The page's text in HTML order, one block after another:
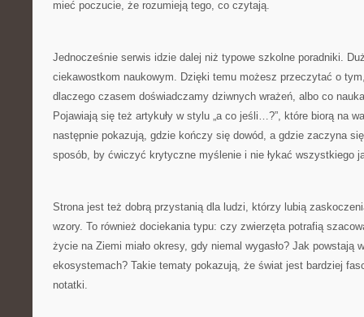
mieć poczucie, że rozumieją tego, co czytają.
Jednocześnie serwis idzie dalej niż typowe szkolne poradniki.
ciekawostkom naukowym. Dzięki temu możesz przeczytać o
dlaczego czasem doświadczamy dziwnych wrażeń, albo co
Pojawiają się też artykuły w stylu „a co jeśli…?”, które biorą na
następnie pokazują, gdzie kończy się dowód, a gdzie zaczyna
sposób, by ćwiczyć krytyczne myślenie i nie łykać wszystkiego
Strona jest też dobrą przystanią dla ludzi, którzy lubią
wzory. To również dociekania typu: czy zwierzęta potrafią
życie na Ziemi miało okresy, gdy niemal wygasło? Jak powstają
ekosystemach? Takie tematy pokazują, że świat jest bardziej
notatki.